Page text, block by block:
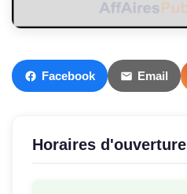
Facebook Email
Horaires d'ouverture